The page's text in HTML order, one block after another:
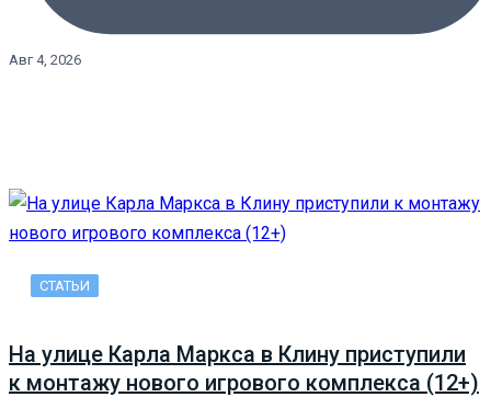
Авг 4, 2026
СТАТЬИ
На улице Карла Маркса в Клину приступили
к монтажу нового игрового комплекса (12+)